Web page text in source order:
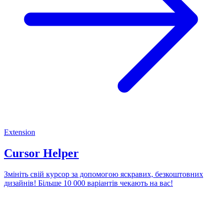
Extension
Cursor Helper
Змініть свій курсор за допомогою яскравих, безкоштовних
дизайнів! Більше 10 000 варіантів чекають на вас!